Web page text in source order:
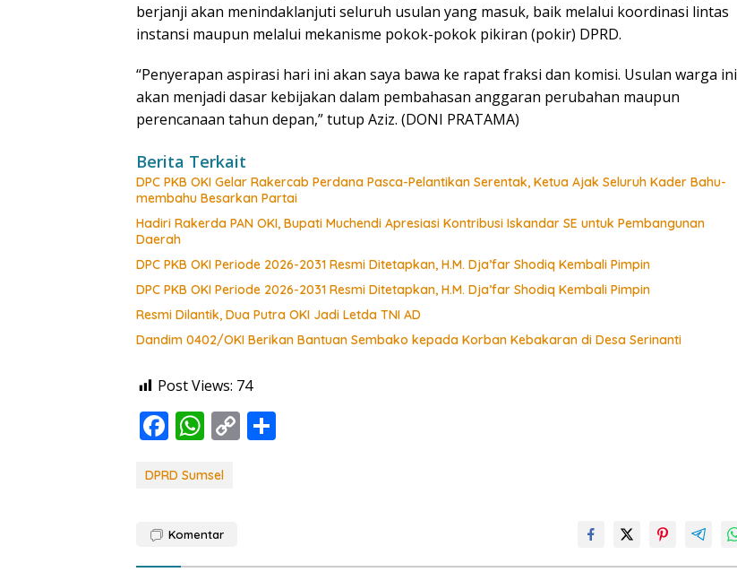
berjanji akan menindaklanjuti seluruh usulan yang masuk, baik melalui koordinasi lintas
instansi maupun melalui mekanisme pokok-pokok pikiran (pokir) DPRD.
“Penyerapan aspirasi hari ini akan saya bawa ke rapat fraksi dan komisi. Usulan warga ini
akan menjadi dasar kebijakan dalam pembahasan anggaran perubahan maupun
perencanaan tahun depan,” tutup Aziz. (DONI PRATAMA)
Berita Terkait
DPC PKB OKI Gelar Rakercab Perdana Pasca-Pelantikan Serentak, Ketua Ajak Seluruh Kader Bahu-
membahu Besarkan Partai
Hadiri Rakerda PAN OKI, Bupati Muchendi Apresiasi Kontribusi Iskandar SE untuk Pembangunan
Daerah
DPC PKB OKI Periode 2026-2031 Resmi Ditetapkan, H.M. Dja’far Shodiq Kembali Pimpin
DPC PKB OKI Periode 2026-2031 Resmi Ditetapkan, H.M. Dja’far Shodiq Kembali Pimpin
Resmi Dilantik, Dua Putra OKI Jadi Letda TNI AD
Dandim 0402/OKI Berikan Bantuan Sembako kepada Korban Kebakaran di Desa Serinanti
Post Views: 74
F
e
o
W
at
A
C
DPRD Sumsel
Komentar